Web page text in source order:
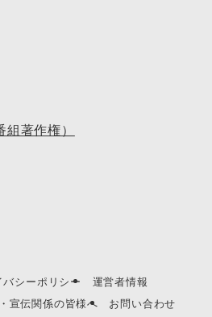
著作権）
バシーポリシー
運営者情報
宣伝関係の皆様へ
お問い合わせ